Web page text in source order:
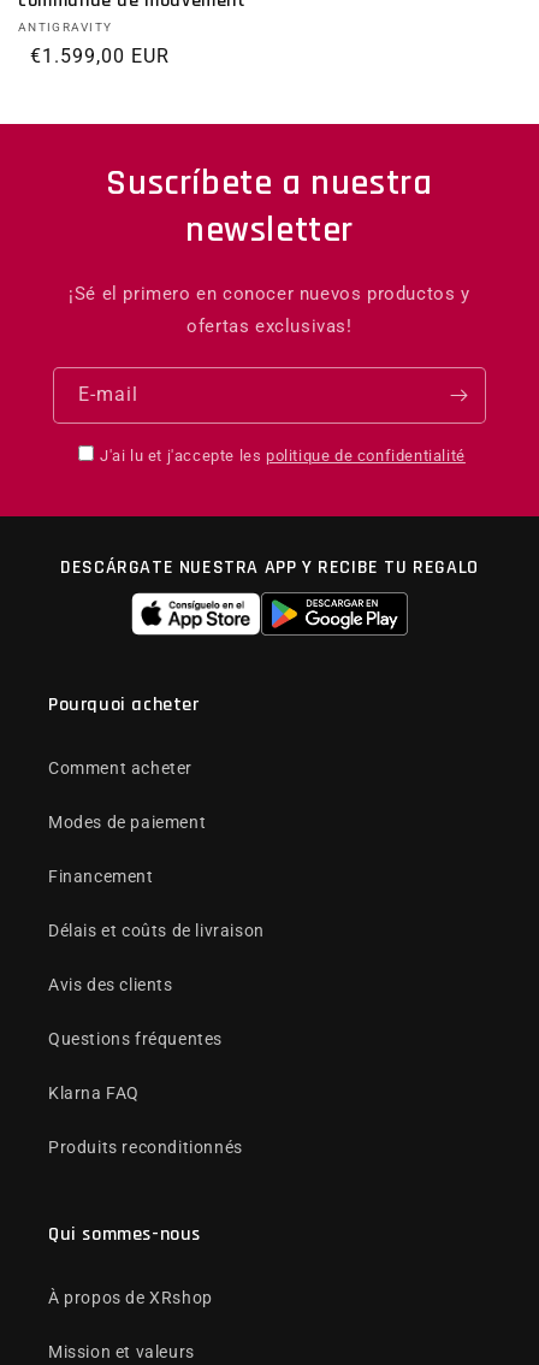
Distributeur :
ANTIGRAVITY
Prix habituel
€1.599,00 EUR
Suscríbete a nuestra
newsletter
¡Sé el primero en conocer nuevos productos y
ofertas exclusivas!
E-mail
J'ai lu et j'accepte les politique de confidentialité
DESCÁRGATE NUESTRA APP Y RECIBE TU REGALO
Pourquoi acheter
Comment acheter
Modes de paiement
Financement
Délais et coûts de livraison
Avis des clients
Questions fréquentes
Klarna FAQ
Produits reconditionnés
Qui sommes-nous
À propos de XRshop
Mission et valeurs